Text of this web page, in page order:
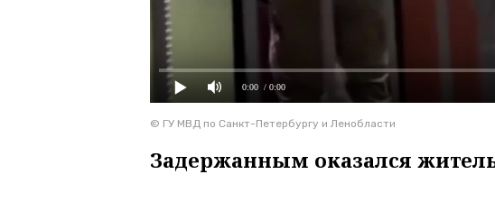
0:00 / 0:00
© ГУ МВД по Санкт-Петербургу и Ленобласти
Задержанным оказался